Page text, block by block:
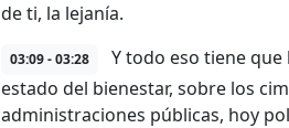
de ti, la lejanía.
03:09 - 03:28
Y todo eso tiene
estado del bienestar, sobre los
administraciones públicas, hoy